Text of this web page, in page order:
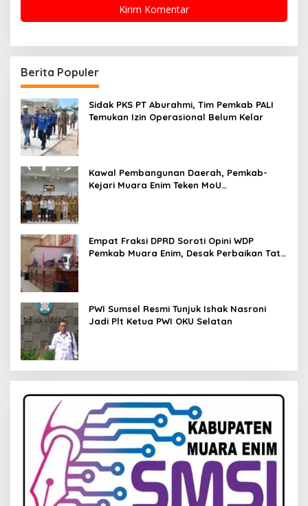
Berita Populer
Sidak PKS PT Aburahmi, Tim Pemkab PALI
Temukan Izin Operasional Belum Kelar
Kawal Pembangunan Daerah, Pemkab-
Kejari Muara Enim Teken MoU
Empat Fraksi DPRD Soroti Opini WDP
Pemkab Muara Enim, Desak Perbaikan Tata
PWI Sumsel Resmi Tunjuk Ishak Nasroni
Jadi Plt Ketua PWI OKU Selatan